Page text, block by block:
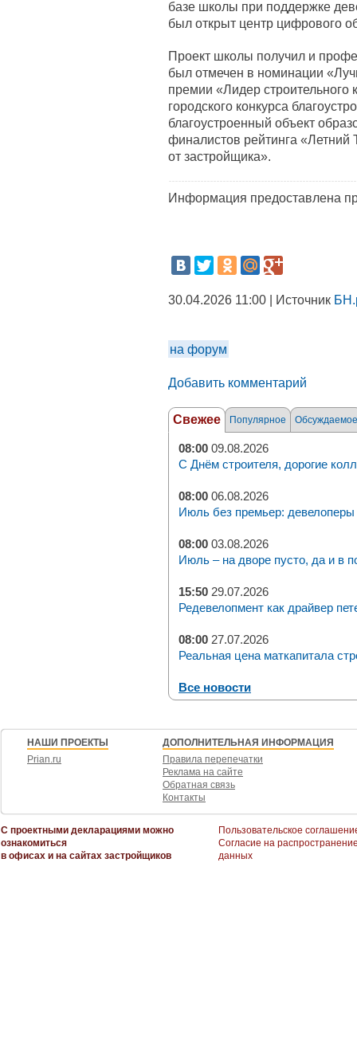
базе школы при поддержке
был открыт центр цифрового
Проект школы получил и
был отмечен в номинации
премии «Лидер строительного
городского конкурса
благоустроенный объект
финалистов рейтинга
от застройщика».
Информация предоставлена
30.04.2026 11:00 | Источник
на форум
Добавить комментарий
Свежее Популярное Обсуждаемое
08:00 09.08.2026
С Днём строителя, дорогие
08:00 06.08.2026
Июль без премьер: девелоперы
08:00 03.08.2026
Июль – на дворе пусто, да и в
15:50 29.07.2026
Редевелопмент как драйвер
08:00 27.07.2026
Реальная цена маткапитала
Все новости
НАШИ ПРОЕКТЫ
Prian.ru
ДОПОЛНИТЕЛЬНАЯ ИНФОРМАЦИЯ
Правила перепечатки
Реклама на сайте
Обратная связь
Контакты
С проектными декларациями можно
ознакомиться
в офисах и на сайтах застройщиков
Пользовательское
Согласие на
данных